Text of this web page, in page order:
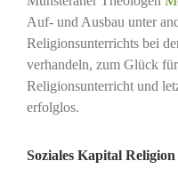
Auf- und Ausbau unter
Religionsunterrichts bei
verhandeln, zum Glück
Religionsunterricht und
erfolglos.
Soziales Kapital Religion